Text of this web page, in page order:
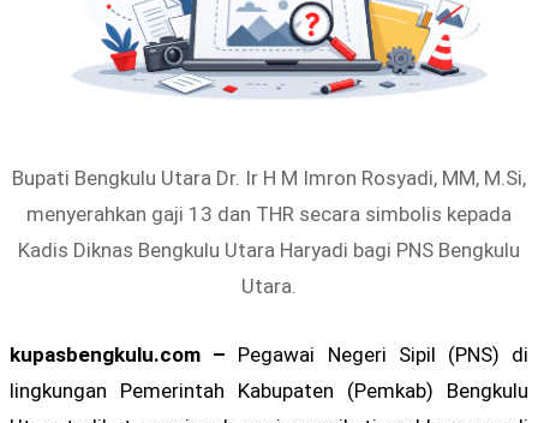
Bupati Bengkulu Utara Dr. Ir H M Imron Rosyadi, MM, M.Si,
menyerahkan gaji 13 dan THR secara simbolis kepada
Kadis Diknas Bengkulu Utara Haryadi bagi PNS Bengkulu
Utara.
kupasbengkulu.com – Pegawai Negeri Sipil (PNS) di
lingkungan Pemerintah Kabupaten (Pemkab) Bengkulu